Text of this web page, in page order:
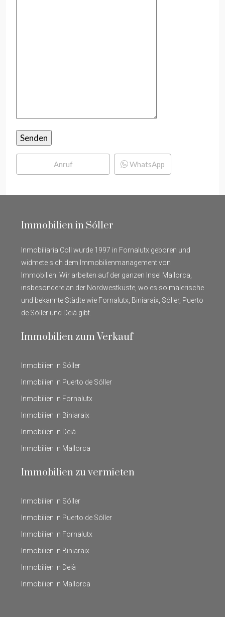
Anruf WhatsApp
Immobilien in Sóller
Inmobiliaria Coll wurde 1997 in Fornalutx geboren und
widmete sich dem Immobilienmanagement von
Immobilien. Wir arbeiten auf der ganzen Insel Mallorca,
insbesondere an der Nordwestküste, wo es so malerische
und bekannte Städte wie Fornalutx, Biniaraix, Sóller, Puerto
de Sóller und Deià gibt.
Immobilien zum Verkauf
Inmobilien in Sóller
Inmobilien in Puerto de Sóller
Inmobilien in Fornalutx
Inmobilien in Biniaraix
Inmobilien in Deià
Inmobilien in Mallorca
Immobilien zu vermieten
Inmobilien in Sóller
Inmobilien in Puerto de Sóller
Inmobilien in Fornalutx
Inmobilien in Biniaraix
Inmobilien in Deià
Inmobilien in Mallorca